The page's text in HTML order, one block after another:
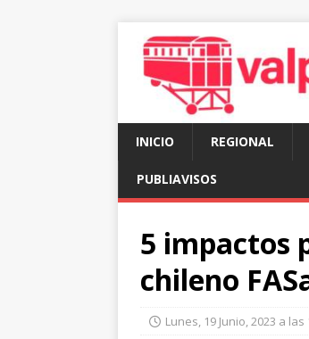
INICIO REGIONAL
PUBLIAVISOS
5 impactos
chileno
Lunes, 19 Junio, 2023 a las